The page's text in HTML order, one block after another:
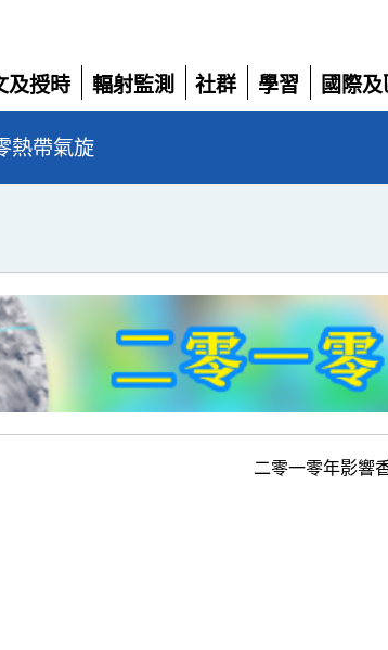
及授時
輻射監測
展
開
社群
展
學習
展
國際
展
熱帶氣旋
二零一零年影響